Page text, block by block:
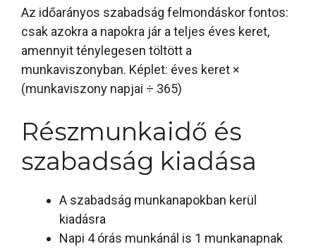
Az időarányos szabadság felmondáskor fontos:
csak azokra a napokra jár a teljes éves keret,
amennyit ténylegesen töltött a
munkaviszonyban. Képlet: éves keret ×
(munkaviszony napjai ÷ 365)
Részmunkaidő és
szabadság kiadása
A szabadság munkanapokban kerül
kiadásra
Napi 4 órás munkánál is 1 munkanapnak